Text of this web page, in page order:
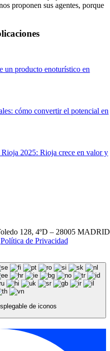
proponen sus agentes, porque
un producto enoturístico en
cómo convertir el potencial en
2025: Rioja crece en valor y
128, 4ºD – 28005 MADRID
Política de Privacidad